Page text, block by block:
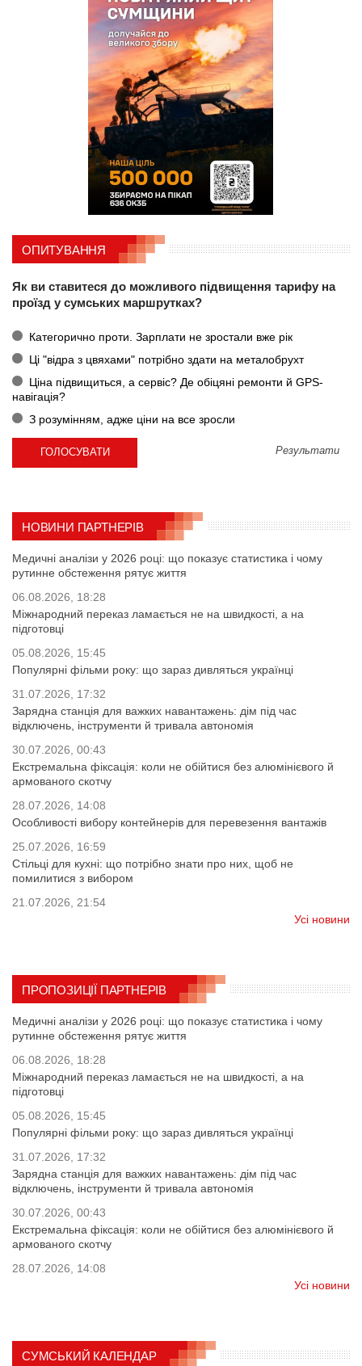
ОПИТУВАННЯ
Як ви ставитеся до можливого підвищення тарифу на
проїзд у сумських маршрутках?
Категорично проти. Зарплати не зростали вже рік
Ці "відра з цвяхами" потрібно здати на металобрухт
Ціна підвищиться, а сервіс? Де обіцяні ремонти й GPS-
навігація?
З розумінням, адже ціни на все зросли
Результати
НОВИНИ ПАРТНЕРІВ
Медичні аналізи у 2026 році: що показує статистика і чому
рутинне обстеження рятує життя
06.08.2026, 18:28
Міжнародний переказ ламається не на швидкості, а на
підготовці
05.08.2026, 15:45
Популярні фільми року: що зараз дивляться українці
31.07.2026, 17:32
Зарядна станція для важких навантажень: дім під час
відключень, інструменти й тривала автономія
30.07.2026, 00:43
Екстремальна фіксація: коли не обійтися без алюмінієвого й
армованого скотчу
28.07.2026, 14:08
Особливості вибору контейнерів для перевезення вантажів
25.07.2026, 16:59
Стільці для кухні: що потрібно знати про них, щоб не
помилитися з вибором
21.07.2026, 21:54
Усі новини
ПРОПОЗИЦІЇ ПАРТНЕРІВ
Медичні аналізи у 2026 році: що показує статистика і чому
рутинне обстеження рятує життя
06.08.2026, 18:28
Міжнародний переказ ламається не на швидкості, а на
підготовці
05.08.2026, 15:45
Популярні фільми року: що зараз дивляться українці
31.07.2026, 17:32
Зарядна станція для важких навантажень: дім під час
відключень, інструменти й тривала автономія
30.07.2026, 00:43
Екстремальна фіксація: коли не обійтися без алюмінієвого й
армованого скотчу
28.07.2026, 14:08
Усі новини
СУМСЬКИЙ КАЛЕНДАР